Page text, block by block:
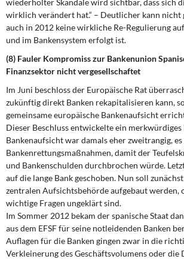
wiederholter Skandale wird sichtbar, dass sich
wirklich verändert hat.“ – Deutlicher kann nicht
auch in 2012 keine wirkliche Re-Regulierung
und im Bankensystem erfolgt ist.
(8) Fauler Kompromiss zur Bankenunion
Finanzsektor nicht vergesellschaftet
Im Juni beschloss der Europäische Rat
zukünftig direkt Banken rekapitalisieren kann,
gemeinsame europäische Bankenaufsicht
Dieser Beschluss entwickelte ein merkwürdiges
Bankenaufsicht war damals eher zweitrangig,
Bankenrettungsmaßnahmen, damit der
und Bankenschulden durchbrochen würde.
auf die lange Bank geschoben. Nun soll
zentralen Aufsichtsbehörde aufgebaut werden,
wichtige Fragen ungeklärt sind.
Im Sommer 2012 bekam der spanische Staat
aus dem EFSF für seine notleidenden Banken
Auflagen für die Banken gingen zwar in die
Verkleinerung des Geschäftsvolumens oder die